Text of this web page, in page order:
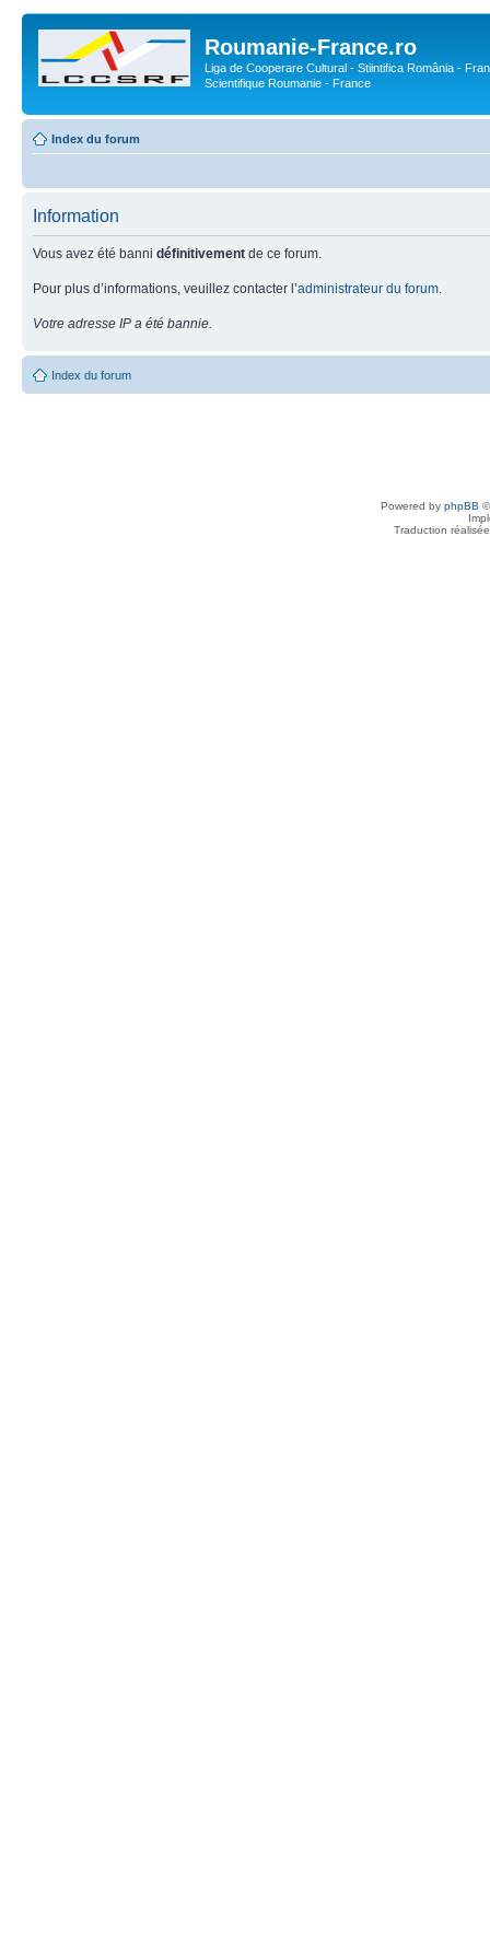
Roumanie-France.ro
Liga de Cooperare Cultural - Stiintifica România -
Scientifique Roumanie - France
Index du forum
Information
Vous avez été banni définitivement de ce forum.
Pour plus d’informations, veuillez contacter l’administrateur du forum
Votre adresse IP a été bannie.
Index du forum
Powered by phpBB
Traduction